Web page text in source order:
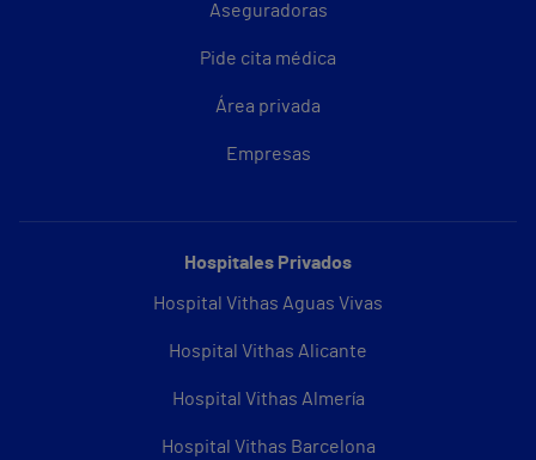
Aseguradoras
Pide cita médica
Área privada
Empresas
Hospitales Privados
Hospital Vithas Aguas Vivas
Hospital Vithas Alicante
Hospital Vithas Almería
Hospital Vithas Barcelona